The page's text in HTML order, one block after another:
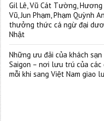
Gil Lê, Vũ Cát Tường, Hương
Vũ, Jun Phạm, Phạm Quỳnh
thưởng thức cá ngừ đại
Nhật
Những ưu đãi của khách sạn
Saigon – nơi lưu trú của các
mỗi khi sang Việt Nam giao